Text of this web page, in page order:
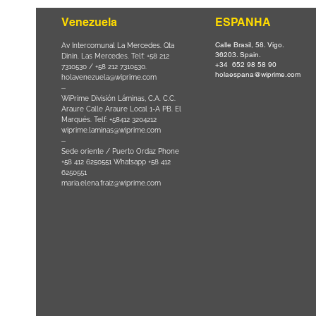
Venezuela
Av Intercomunal La Mercedes. Qta
Dinin. Las Mercedes. Telf: +58 212
7310530 / +58 212 7310530.
holavenezuela@wiprime.com
⏤
WiPrime División Láminas, C.A. C.C.
Araure Calle Araure Local 1-A PB. El
Marqués. Telf: +58412 3204212
wiprime.laminas@wiprime.com
⏤
Sede oriente / Puerto Ordaz Phone
+58 412 6250551 Whatsapp +58 412
6250551
maria.elena.fraiz@wiprime.com
ESPANHA
Calle Brasil, 58. Vigo.
36203. Spain.
+34 652 98 58 90
holaespana@wiprime.com